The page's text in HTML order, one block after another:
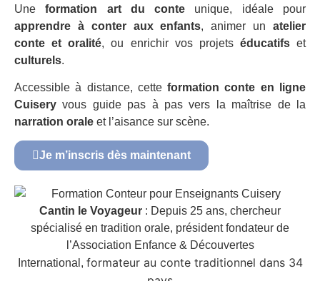
Uneformation art du conte unique, idéale pour
apprendre à conter aux enfants, animer unatelier
conte et oralité, ou enrichir vos projets éducatifset
culturels.
Accessible à distance, cetteformation conte en ligne
Cuisery vous guide pas à pas vers la maîtrise de la
narration orale et l’aisance sur scène.
Je m’inscris dès maintenant
Cantin le Voyageur : Depuis 25 ans, chercheur
spécialisé en tradition orale, président fondateur de
l’Association Enfance & Découvertes
International, formateur au conte traditionnel dans 34